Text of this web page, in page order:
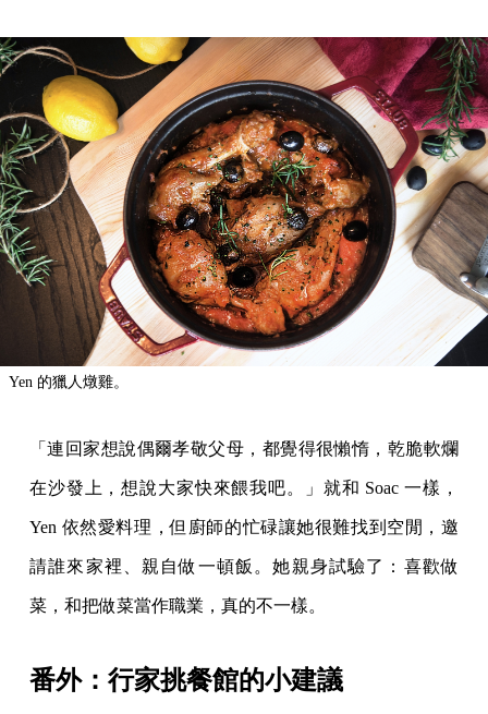
Yen 的獵人燉雞。
「連回家想說偶爾孝敬父母，都覺得很懶惰，乾脆軟爛
在沙發上，想說大家快來餵我吧。」就和 Soac 一樣，
Yen 依然愛料理，但廚師的忙碌讓她很難找到空閒，邀
請誰來家裡、親自做一頓飯。她親身試驗了：喜歡做
菜，和把做菜當作職業，真的不一樣。
番外：行家挑餐館的小建議